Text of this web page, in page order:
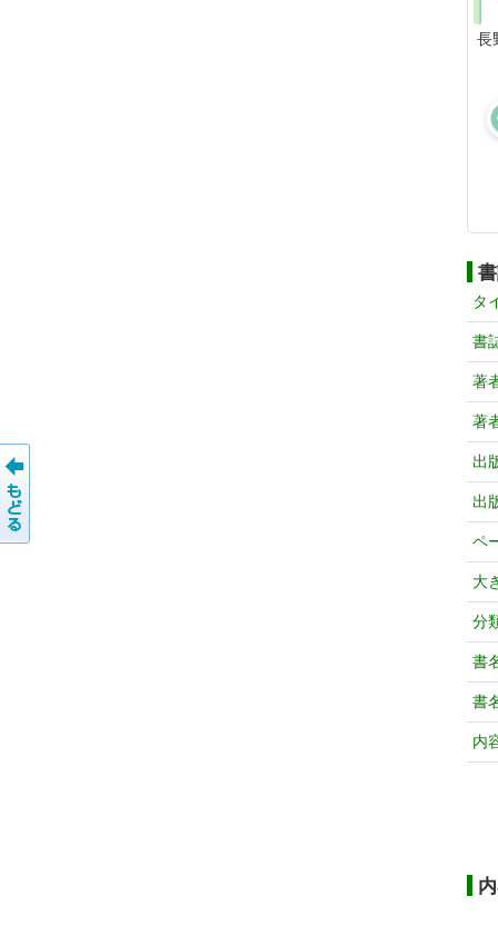
長
タ
書
著
著
出
出
ペ
大
分
書
書
内